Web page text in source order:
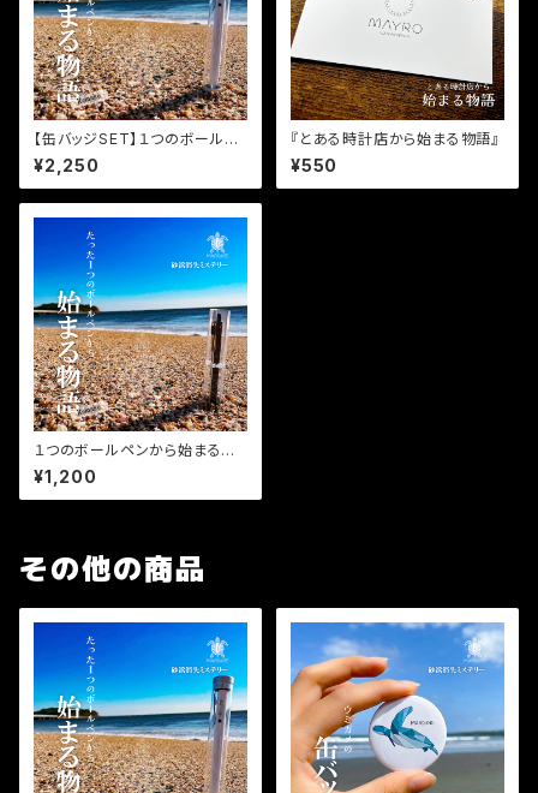
【缶バッジSET】１つのボールペ
ンから始まる物語 REMAKE
¥2,250
『とある時計店から始まる物語』
¥550
１つのボールペンから始まる物
語 旧デザイン
¥1,200
その他の商品